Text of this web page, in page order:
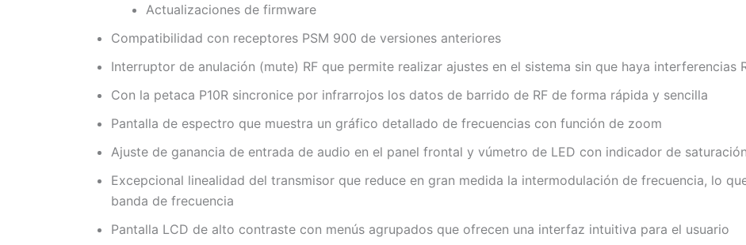
Actualizaciones de firmware
Compatibilidad con receptores PSM 900 de versiones anteriores
Interruptor de anulación (mute) RF que permite realizar ajustes en el sistema sin que haya interferencias
Con la petaca P10R sincronice por infrarrojos los datos de barrido de RF de forma rápida y sencilla
Pantalla de espectro que muestra un gráfico detallado de frecuencias con función de zoom
Ajuste de ganancia de entrada de audio en el panel frontal y vúmetro de LED con indicador de saturación
Excepcional linealidad del transmisor que reduce en gran medida la intermodulación de frecuencia, lo
banda de frecuencia
Pantalla LCD de alto contraste con menús agrupados que ofrecen una interfaz intuitiva para el usuario